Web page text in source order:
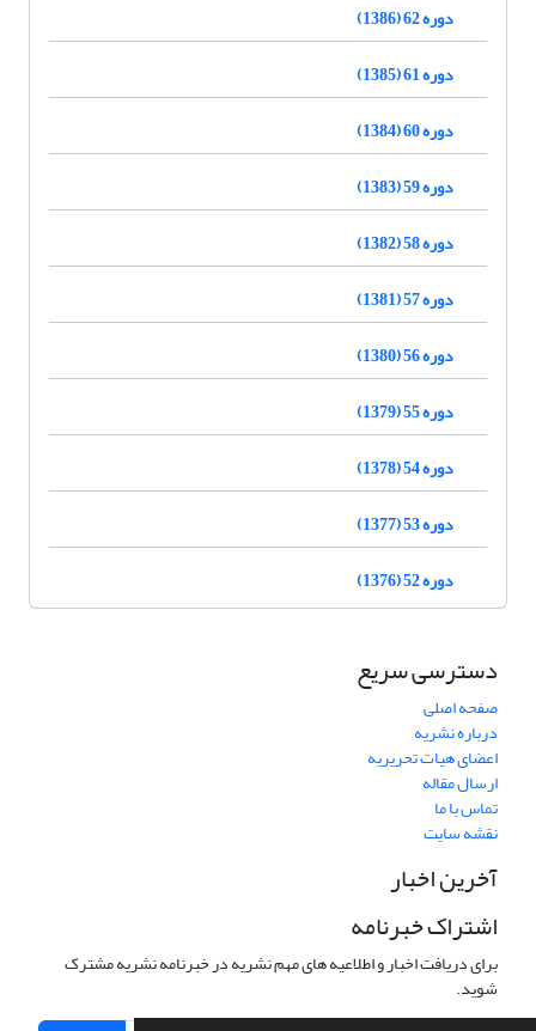
دوره 62 (1386)
دوره 61 (1385)
دوره 60 (1384)
دوره 59 (1383)
دوره 58 (1382)
دوره 57 (1381)
دوره 56 (1380)
دوره 55 (1379)
دوره 54 (1378)
دوره 53 (1377)
دوره 52 (1376)
دسترسی سریع
صفحه اصلی
درباره نشریه
اعضای هیات تحریریه
ارسال مقاله
تماس با ما
نقشه سایت
آخرین اخبار
اشتراک خبرنامه
برای دریافت اخبار و اطلاعیه های مهم نشریه در خبرنامه نشریه مشترک
شوید.